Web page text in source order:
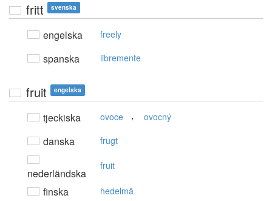
fritt svenska
engelska freely
spanska libremente
fruit engelska
tjeckiska ovoce , ovocný
danska frugt
nederländska
fruit
finska hedelmä